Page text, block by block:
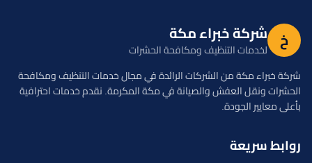
خ شركة خبراء مكة
لخدمات التنظيف ومكافحة الحشرات
شركة خبراء مكة من الشركات الرائدة في مجال خدمات التنظيف ومكافحة
الحشرات ونقل العفش والصيانة في مكة المكرمة. نقدم خدمات احترافية
بأعلى معايير الجودة.
روابط سريعة